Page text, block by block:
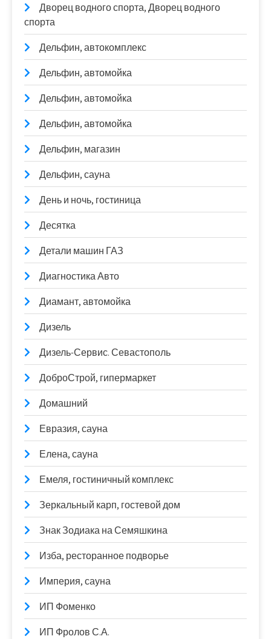
Дворец водного спорта, Дворец водного
спорта
Дельфин, автокомплекс
Дельфин, автомойка
Дельфин, автомойка
Дельфин, автомойка
Дельфин, магазин
Дельфин, сауна
День и ночь, гостиница
Десятка
Детали машин ГАЗ
Диагностика Авто
Диамант, автомойка
Дизель
Дизель-Сервис. Севастополь
ДоброСтрой, гипермаркет
Домашний
Евразия, сауна
Елена, сауна
Емеля, гостиничный комплекс
Зеркальный карп, гостевой дом
Знак Зодиака на Семяшкина
Изба, ресторанное подворье
Империя, сауна
ИП Фоменко
ИП Фролов С.А.